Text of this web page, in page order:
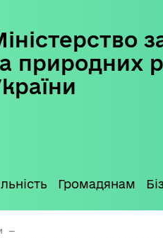
природних
Громадянам
—